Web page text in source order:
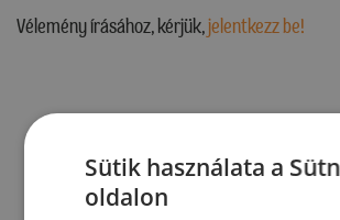
Vélemény írásához, kérjük,jelentkezz be!
Sütik használata a
oldalon